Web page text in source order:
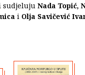
sudjeluju Nada Topić,
i Olja Savičević